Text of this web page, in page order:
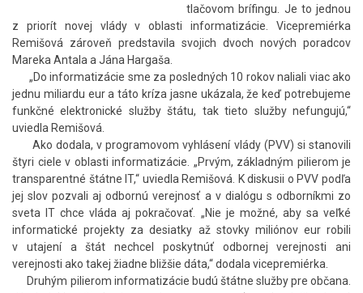
tlačovom brífingu. Je to jednou
z priorít novej vlády v oblasti informatizácie. Vicepremiérka
Remišová zároveň predstavila svojich dvoch nových poradcov
Mareka Antala a Jána Hargaša.
„Do informatizácie sme za posledných 10 rokov naliali viac ako
jednu miliardu eur a táto kríza jasne ukázala, že keď potrebujeme
funkčné elektronické služby štátu, tak tieto služby nefungujú,“
uviedla Remišová.
Ako dodala, v programovom vyhlásení vlády (PVV) si stanovili
štyri ciele v oblasti informatizácie. „Prvým, základným pilierom je
transparentné štátne IT,“ uviedla Remišová. K diskusii o PVV podľa
jej slov pozvali aj odbornú verejnosť a v dialógu s odborníkmi zo
sveta IT chce vláda aj pokračovať. „Nie je možné, aby sa veľké
informatické projekty za desiatky až stovky miliónov eur robili
v utajení a štát nechcel poskytnúť odbornej verejnosti ani
verejnosti ako takej žiadne bližšie dáta,“ dodala vicepremiérka.
Druhým pilierom informatizácie budú štátne služby pre občana.